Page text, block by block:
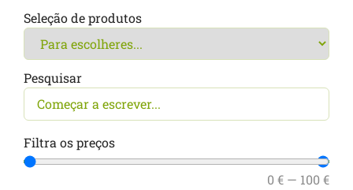
Seleção de produtos
Pesquisar
Filtra os preços
0 € — 100 €